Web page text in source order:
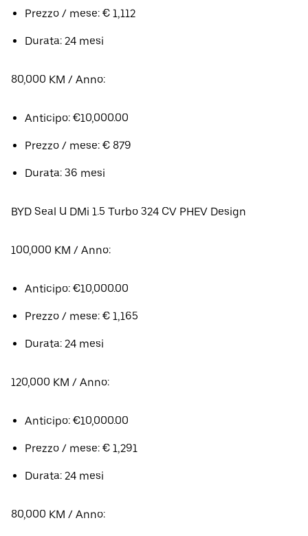
Prezzo / mese: € 1,112
Durata: 24 mesi
80,000 KM / Anno:
Anticipo: €10,000.00
Prezzo / mese: € 879
Durata: 36 mesi
BYD Seal U DMi 1.5 Turbo 324 CV PHEV Design
100,000 KM / Anno:
Anticipo: €10,000.00
Prezzo / mese: € 1,165
Durata: 24 mesi
120,000 KM / Anno:
Anticipo: €10,000.00
Prezzo / mese: € 1,291
Durata: 24 mesi
80,000 KM / Anno: